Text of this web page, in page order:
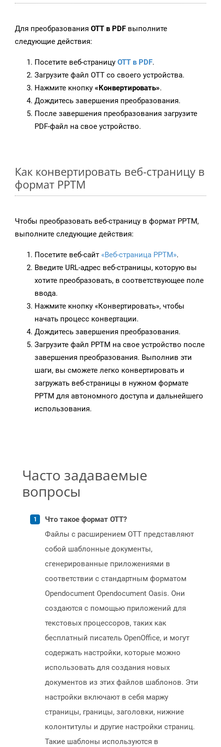
Для преобразования OTT в PDF выполните
следующие действия:
Посетите веб-страницу OTT в PDF.
Загрузите файл OTT со своего устройства.
Нажмите кнопку «Конвертировать».
Дождитесь завершения преобразования.
После завершения преобразования загрузите
PDF-файл на свое устройство.
Как конвертировать веб-страницу в
формат PPTM
Чтобы преобразовать веб-страницу в формат PPTM,
выполните следующие действия:
Посетите веб-сайт «Веб-страница PPTM».
Введите URL-адрес веб-страницы, которую вы
хотите преобразовать, в соответствующее поле
ввода.
Нажмите кнопку «Конвертировать», чтобы
начать процесс конвертации.
Дождитесь завершения преобразования.
Загрузите файл PPTM на свое устройство после
завершения преобразования. Выполнив эти
шаги, вы сможете легко конвертировать и
загружать веб-страницы в нужном формате
PPTM для автономного доступа и дальнейшего
использования.
Часто задаваемые
вопросы
Что такое формат OTT?
Файлы с расширением OTT представляют
собой шаблонные документы,
сгенерированные приложениями в
соответствии с стандартным форматом
Opendocument Opendocument Oasis. Они
создаются с помощью приложений для
текстовых процессоров, таких как
бесплатный писатель OpenOffice, и могут
содержать настройки, которые можно
использовать для создания новых
документов из этих файлов шаблонов. Эти
настройки включают в себя маржу
страницы, границы, заголовки, нижние
колонтитулы и другие настройки страниц.
Такие шаблоны используются в